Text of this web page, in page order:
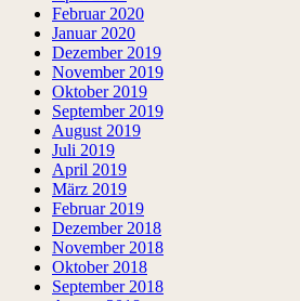
Februar 2020
Januar 2020
Dezember 2019
November 2019
Oktober 2019
September 2019
August 2019
Juli 2019
April 2019
März 2019
Februar 2019
Dezember 2018
November 2018
Oktober 2018
September 2018